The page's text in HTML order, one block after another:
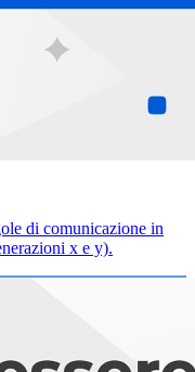
di comunicazione in
x e y).